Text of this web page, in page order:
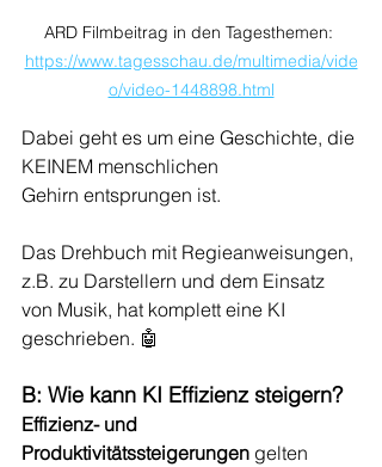
ARD Filmbeitrag in den Tagesthemen:
https://www.tagesschau.de/multimedia/vide
o/video-1448898.html
Dabei geht es um eine Geschichte, die
KEINEM menschlichen
Gehirn entsprungen ist.
Das Drehbuch mit Regieanweisungen,
z.B. zu Darstellern und dem Einsatz
von Musik, hat komplett eine KI
geschrieben. 🤖
B: Wie kann KI Effizienz steigern?
Effizienz- und
Produktivitätssteigerungen gelten